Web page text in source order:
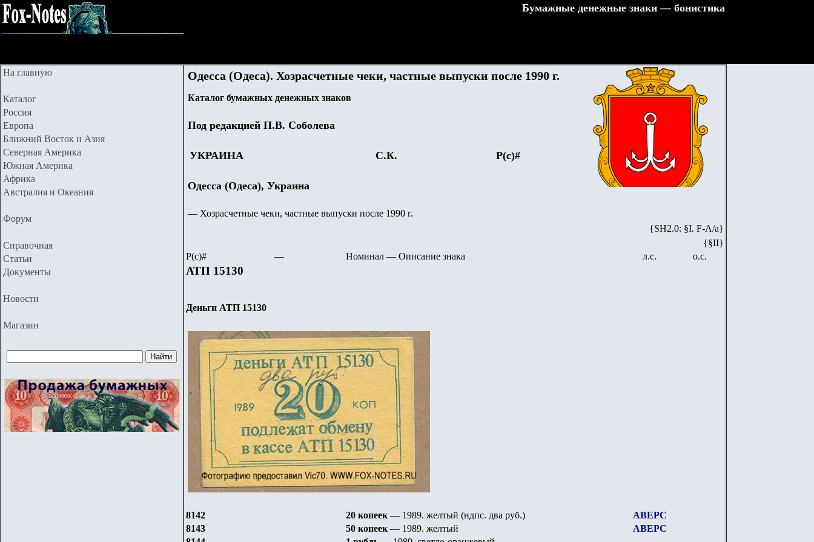
Бумажные денежные знаки — бонистика
На главную
Каталог
Россия
Европа
Ближний Восток и Азия
Северная Америка
Южная Америка
Африка
Австралия и Океания
Форум
Справочная
Статьи
Документы
Новости
Магазин
Одесса (Одеса). Хозрасчетные чеки, частные выпуски после 1990 г.
Каталог бумажных денежных знаков
Под редакцией П.В. Соболева
УКРАИНА С.К. Р(с)#
Одесса (Одеса), Украина
— Хозрасчетные чеки, частные выпуски после 1990 г.
{SH2.0: §I. F-А/а}
{§II}
Р(с)#
— Номинал — Описание знака л.с. о.с.
АТП 15130
Деньги АТП 15130
8142 20 копеек — 1989. желтый (ндпс. два руб.)
АВЕРС
8143
50 копеек — 1989. желтый
АВЕРС